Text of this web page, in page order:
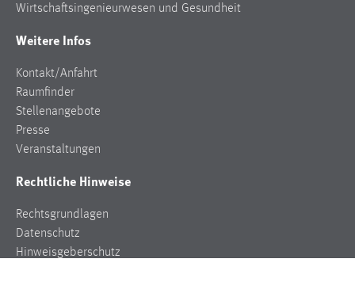
Wirtschaftsingenieurwesen und Gesundheit
Weitere Infos
Kontakt/Anfahrt
Raumfinder
Stellenangebote
Presse
Veranstaltungen
Rechtliche Hinweise
Rechtsgrundlagen
Datenschutz
Hinweisgeberschutz